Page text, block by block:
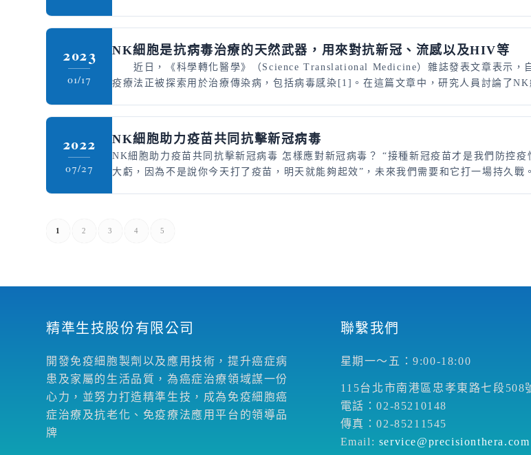
2023
01/17
NK細胞是抗病毒治療的天然武器，用來對抗新冠、流感以及HIV等
近日，《科學轉化醫學》（Science Translational Medicine）雜誌發表文章表示，
疫療法正被探索用於治療傳染病，包括病毒感染[1]。在這篇文章中，研究人員討論了
2022
07/27
NK細胞助力疫苗共同抗擊新冠病毒
NK細胞助力疫苗共同抗擊新冠病毒 怎樣應對新冠病毒？ “接種新冠疫苗才是我們防控
大虧，因為不是說你今天打了疫苗，明天就能夠起效”，未來我們需要和它打一場持久
1 2 3 4 5
精準生技股份有限公司
開發免疫細胞製劑以及應用技術，提升癌症病
患及家屬的生活品質，為癌症治療領域謀一份
心力，並努力打造精準生技，成為免疫細胞癌
症治療及抗老化、免疫療法應用平台的領導品
牌
聯繫我們
星期一～五：9:00-18:00
115台北市南港區忠孝東路七段508
電話：02-85210148
傳真：02-85211545
Email: service@precisionthera.com